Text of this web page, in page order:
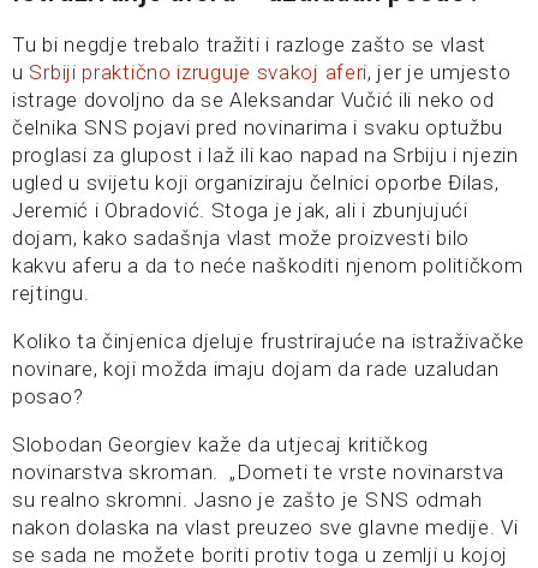
Tu bi negdje trebalo tražiti i razloge zašto se vlast
u Srbiji praktično izruguje svakoj aferi, jer je umjesto
istrage dovoljno da se Aleksandar Vučić ili neko od
čelnika SNS pojavi pred novinarima i svaku optužbu
proglasi za glupost i laž ili kao napad na Srbiju i njezin
ugled u svijetu koji organiziraju čelnici oporbe Đilas,
Jeremić i Obradović. Stoga je jak, ali i zbunjujući
dojam, kako sadašnja vlast može proizvesti bilo
kakvu aferu a da to neće naškoditi njenom političkom
rejtingu.
Koliko ta činjenica djeluje frustrirajuće na istraživačke
novinare, koji možda imaju dojam da rade uzaludan
posao?
Slobodan Georgiev kaže da utjecaj kritičkog
novinarstva skroman. „Dometi te vrste novinarstva
su realno skromni. Jasno je zašto je SNS odmah
nakon dolaska na vlast preuzeo sve glavne medije. Vi
se sada ne možete boriti protiv toga u zemlji u kojoj